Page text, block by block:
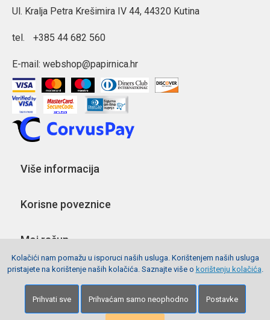
Ul. Kralja Petra Krešimira IV 44, 44320 Kutina
tel. +385 44 682 560
E-mail: webshop@papirnica.hr
Više informacija
Korisne poveznice
Moj račun
Pratite nas
Copyright © 2026 Webshop Papirnica. Sva prava pridržana. Izrada stranica
Kolačići nam pomažu u isporuci naših usluga. Korištenjem naših usluga
pristajete na korištenje naših kolačića. Saznajte više o korištenju kolačića.
Prihvati sve Prihvaćam samo neophodno Postavke